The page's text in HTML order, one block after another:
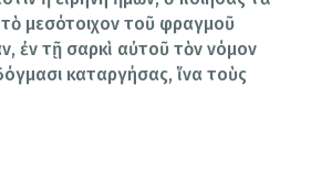
μεσότοιχον τοῦ φραγμοῦ
ἐν τῇ σαρκὶ αὐτοῦ τὸν νόμον
καταργήσας, ἵνα τοὺς